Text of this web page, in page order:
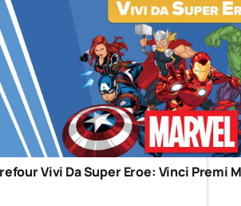
Vivi Da Super Eroe: Vinci Premi